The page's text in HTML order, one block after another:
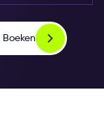
Boeken